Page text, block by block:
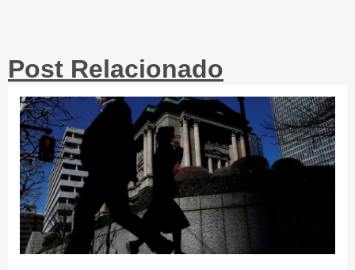
Post Relacionado